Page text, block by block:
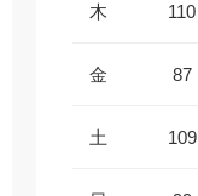
木 110
金 87
土 109